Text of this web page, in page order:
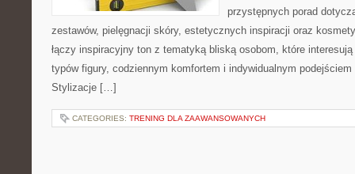
przystępnych porad
zestawów, pielęgnacji skóry, estetycznych inspiracji oraz
łączy inspiracyjny ton z tematyką bliską osobom, które
typów figury, codziennym komfortem i indywidualnym
Stylizacje […]
CATEGORIES: TRENING DLA ZAAWANSOWANYCH